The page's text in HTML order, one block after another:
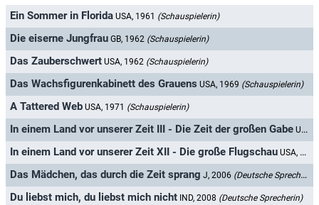
Ein Sommer in Florida USA, 1961 (Schauspielerin)
Die eiserne Jungfrau GB, 1962 (Schauspielerin)
Das Zauberschwert USA, 1962 (Schauspielerin)
Das Wachsfigurenkabinett des Grauens USA, 1969 (Schauspielerin)
A Tattered Web USA, 1971 (Schauspielerin)
In einem Land vor unserer Zeit III - Die Zeit der großen Gabe USA, 1995
In einem Land vor unserer Zeit XII - Die große Flugschau USA, 2006
Das Mädchen, das durch die Zeit sprang J, 2006 (Deutsche Sprecherin)
Du liebst mich, du liebst mich nicht IND, 2008 (Deutsche Sprecherin)